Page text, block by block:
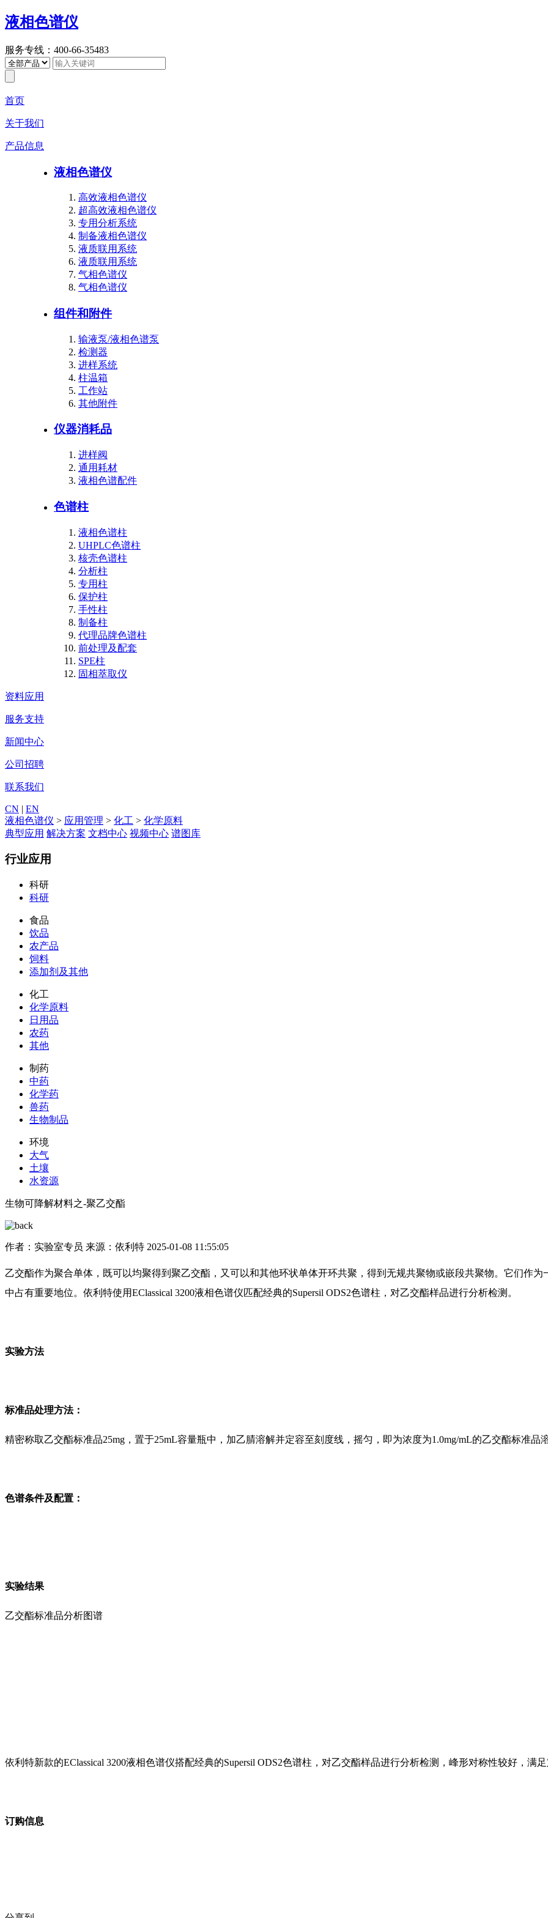
液相色谱仪
服务专线：400-66-35483
首页
关于我们
产品信息
液相色谱仪
高效液相色谱仪
超高效液相色谱仪
专用分析系统
制备液相色谱仪
液质联用系统
液质联用系统
气相色谱仪
气相色谱仪
组件和附件
输液泵/液相色谱泵
检测器
进样系统
柱温箱
工作站
其他附件
仪器消耗品
进样阀
通用耗材
液相色谱配件
色谱柱
液相色谱柱
UHPLC色谱柱
核壳色谱柱
分析柱
专用柱
保护柱
手性柱
制备柱
代理品牌色谱柱
前处理及配套
SPE柱
固相萃取仪
资料应用
服务支持
新闻中心
公司招聘
联系我们
CN | EN
液相色谱仪 > 应用管理 > 化工 > 化学原料
典型应用 解决方案 文档中心 视频中心 谱图库
行业应用
科研
科研
食品
饮品
农产品
饲料
添加剂及其他
化工
化学原料
日用品
农药
其他
制药
中药
化学药
兽药
生物制品
环境
大气
土壤
水资源
生物可降解材料之-聚乙交酯
作者：实验室专员 来源：依利特 2025-01-08 11:55:05
乙交酯作为聚合单体，既可以均聚得到聚乙交酯，又可以和其他环状单体开环共聚，得到无规共聚物或嵌段共聚物。它们作
中占有重要地位。依利特使用EClassical 3200液相色谱仪匹配经典的Supersil ODS2色谱柱，对乙交酯样品进行分析检测。
实验方法
标准品处理方法：
精密称取乙交酯标准品25mg，置于25mL容量瓶中，加乙腈溶解并定容至刻度线，摇匀，即为浓度为1.0mg/mL的乙交酯标准品
色谱条件及配置：
实验结果
乙交酯标准品分析图谱
依利特新款的EClassical 3200液相色谱仪搭配经典的Supersil ODS2色谱柱，对乙交酯样品进行分析检测，峰形对称性较好，满
订购信息